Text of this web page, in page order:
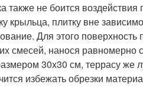
также не боится
крыльца, плитку вне
Для этого
смесей, нанося равномерно
30х30 см, террасу
избежать обрезки